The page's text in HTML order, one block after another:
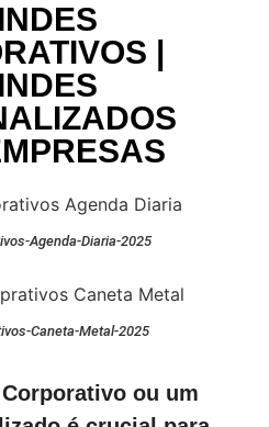
|
Agenda-Diaria-2025
Caneta-Metal-2025
ou um